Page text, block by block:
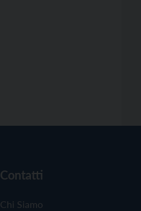
Contatti
Chi Siamo